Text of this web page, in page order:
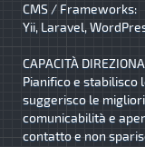
CMS / Frameworks:
Yii, Laravel,
CAPACITÀ
Pianifico e
suggerisco le
comunicabilità e
contatto e non